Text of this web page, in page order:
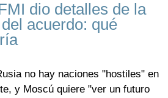
dio detalles de la
acuerdo: qué
no hay naciones "hostiles" en
y Moscú quiere "ver un futuro